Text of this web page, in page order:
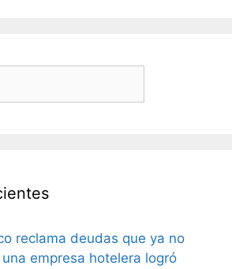
reclama deudas que ya no
empresa hotelera logró